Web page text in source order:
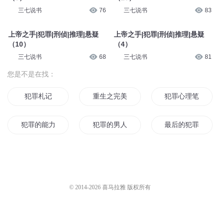
三七说书 76
上帝之手|犯罪|刑侦|推理|悬疑
（10）
三七说书 68
三七说书 83
上帝之手|犯罪|刑侦|推理|悬疑
（4）
三七说书 81
您是不是在找：
犯罪札记 重生之完美犯罪 犯罪心理笔记
犯罪的能力 犯罪的男人们 最后的犯罪
© 2014-2026 喜马拉雅 版权所有